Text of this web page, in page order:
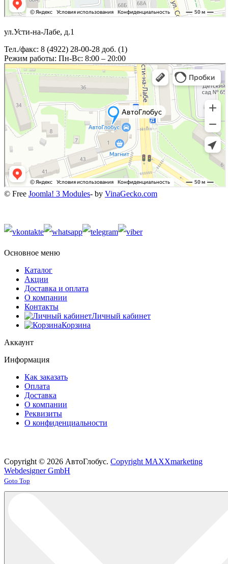
ул.Усти-на-Лабе, д.1
Тел./факс: 8 (4922) 28-00-28 доб. (1)
Режим работы: Пн-Вс: 8:00 – 20:00
© Free Joomla! 3 Modules- by VinaGecko.com
Основное меню
Каталог
Акции
Доставка и оплата
О компании
Контакты
Личный кабинет
Корзина
Аккаунт
Информация
Как заказать
Оплата
Доставка
О компании
Реквизиты
О конфиденциальности
Copyright © 2026 АвтоГлобус. Copyright MAXXmarketing
Webdesigner GmbH
Joomla! 3 Templates
Goto Top